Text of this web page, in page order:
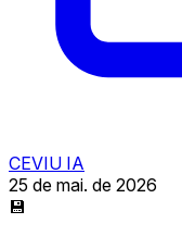
CEVIU IA
25 de mai. de 2026
💾